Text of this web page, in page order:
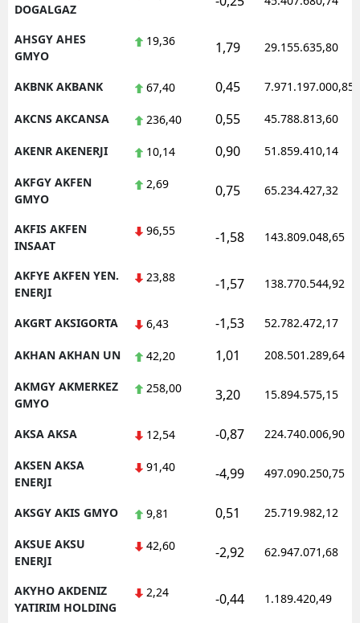
DOGALGAZ
AHSGY AHES
GMYO
19,36 1,79 29.155.635,80
AKBNK AKBANK 67,40 0,45 7.971.197.000,85
AKCNS AKCANSA 236,40 0,55 45.788.813,60
AKENR AKENERJI 10,14 0,90 51.859.410,14
AKFGY AKFEN
GMYO
2,69 0,75 65.234.427,32
AKFIS AKFEN
INSAAT
96,55 -1,58 143.809.048,65
AKFYE AKFEN YEN.
ENERJI
23,88 -1,57 138.770.544,92
AKGRT AKSIGORTA 6,43 -1,53 52.782.472,17
AKHAN AKHAN UN 42,20 1,01 208.501.289,64
AKMGY AKMERKEZ
GMYO
258,00 3,20 15.894.575,15
AKSA AKSA 12,54 -0,87 224.740.006,90
AKSEN AKSA
ENERJI
91,40 -4,99 497.090.250,75
AKSGY AKIS GMYO 9,81 0,51 25.719.982,12
AKSUE AKSU
ENERJI
42,60 -2,92 62.947.071,68
AKYHO AKDENIZ
YATIRIM HOLDING
2,24 -0,44 1.189.420,49